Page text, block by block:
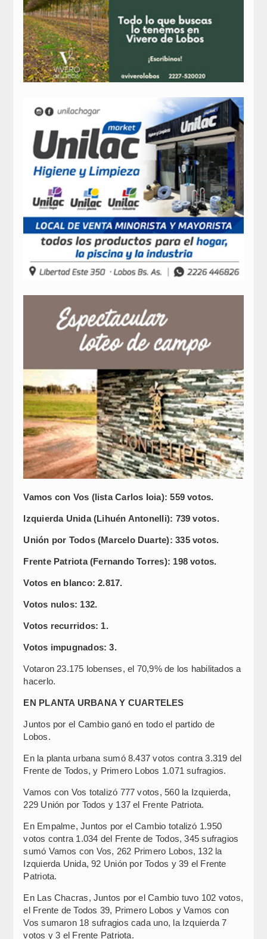
Vamos con Vos (lista Carlos Ioia): 559 votos.
Izquierda Unida (Lihuén Antonelli): 739 votos.
Unión por Todos (Marcelo Duarte): 335 votos.
Frente Patriota (Fernando Torres): 198 votos.
Votos en blanco: 2.817.
Votos nulos: 132.
Votos recurridos: 1.
Votos impugnados: 3.
Votaron 23.175 lobenses, el 70,9% de los habilitados a
hacerlo.
EN PLANTA URBANA Y CUARTELES
Juntos por el Cambio ganó en todo el partido de
Lobos.
En la planta urbana sumó 8.437 votos contra 3.319 del
Frente de Todos, y Primero Lobos 1.071 sufragios.
Vamos con Vos totalizó 777 votos, 560 la Izquierda,
229 Unión por Todos y 137 el Frente Patriota.
En Empalme, Juntos por el Cambio totalizó 1.950
votos contra 1.034 del Frente de Todos, 345 sufragios
sumó Vamos con Vos, 262 Primero Lobos, 132 la
Izquierda Unida, 92 Unión por Todos y 39 el Frente
Patriota.
En Las Chacras, Juntos por el Cambio tuvo 102 votos,
el Frente de Todos 39, Primero Lobos y Vamos con
Vos sumaron 18 sufragios cada uno, la Izquierda 7
votos y 3 el Frente Patriota.